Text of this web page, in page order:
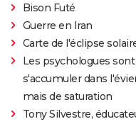
Bison Futé
Guerre en Iran
Carte de l'éclipse
Les psychologues sont
s'accumuler dans
mais de saturation
Tony Silvestre,